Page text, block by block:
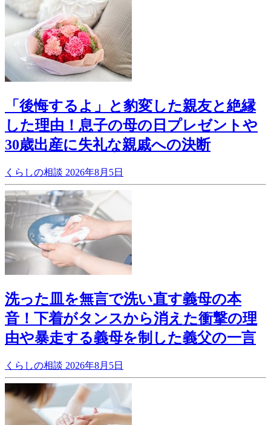
「後悔するよ」と豹変した親友と絶縁
した理由！息子の母の日プレゼントや
30歳出産に失礼な親戚への決断
くらしの相談 2026年8月5日
洗った皿を無言で洗い直す義母の本
音！下着がタンスから消えた衝撃の理
由や暴走する義母を制した義父の一言
くらしの相談 2026年8月5日